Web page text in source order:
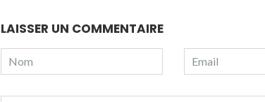
LAISSER UN COMMENTAIRE